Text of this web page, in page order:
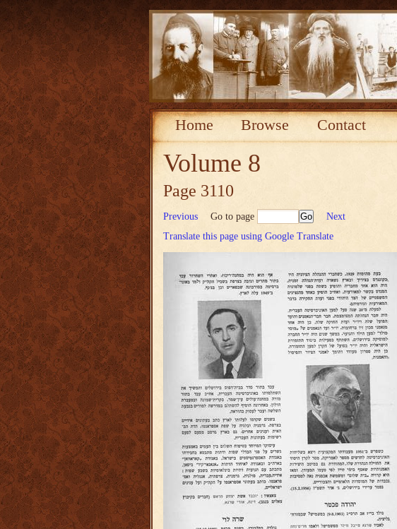
Home Browse Contact
Volume 8
Page 3110
Previous Go to page
Next
Translate this page using Google Translate